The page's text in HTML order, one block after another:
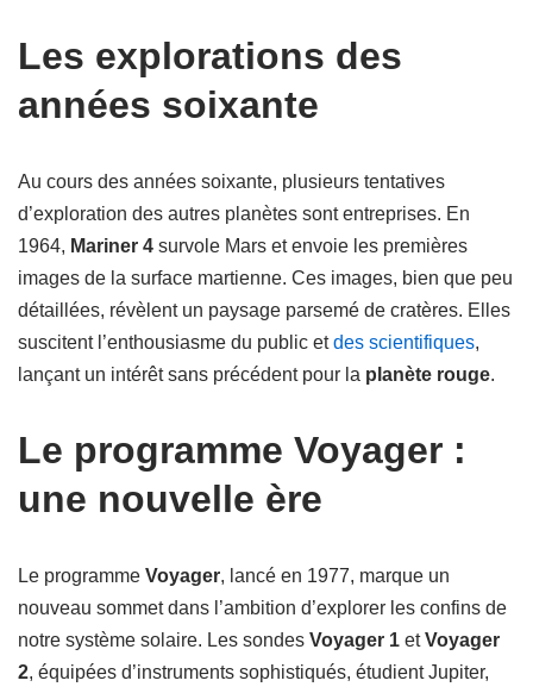
Les explorations des
années soixante
Au cours des années soixante, plusieurs tentatives
d’exploration des autres planètes sont entreprises. En
1964, Mariner 4 survole Mars et envoie les premières
images de la surface martienne. Ces images, bien que peu
détaillées, révèlent un paysage parsemé de cratères. Elles
suscitent l’enthousiasme du public etdes scientifiques,
lançant un intérêt sans précédent pour la planète rouge.
Le programme Voyager :
une nouvelle ère
Le programme Voyager, lancé en 1977, marque un
nouveau sommet dans l’ambition d’explorer les confins de
notre système solaire. Les sondes Voyager 1 etVoyager
2, équipées d’instruments sophistiqués, étudient Jupiter,